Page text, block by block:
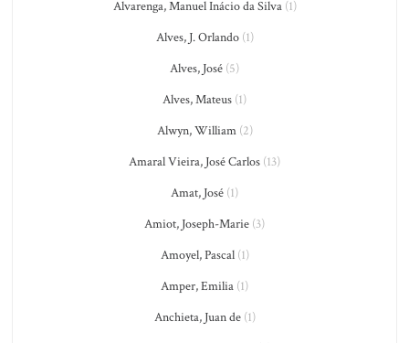
Alvarenga, Manuel Inácio da Silva(1)
Alves, J. Orlando(1)
Alves, José (5)
Alves, Mateus (1)
Alwyn, William(2)
Amaral Vieira, José Carlos (13)
Amat, José (1)
Amiot, Joseph-Marie (3)
Amoyel, Pascal(1)
Amper, Emilia (1)
Anchieta, Juan de(1)